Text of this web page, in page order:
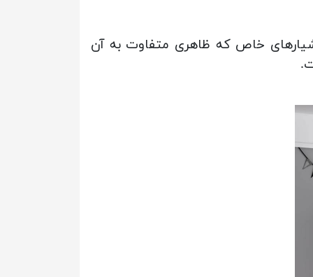
با طرح ساده و شیک، دارای شیارهای خاص که ظاهری متفاوت به آن